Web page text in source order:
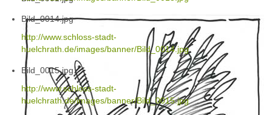
Bild_0014.jpg
http://www.schloss-stadt-
huelchrath.de/images/banner/Bild_0014.jpg
Bild_0015.jpg
http://www.schloss-stadt-
huelchrath.de/images/banner/Bild_0015.jpg